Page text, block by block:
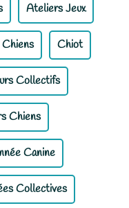
Ateliers Jeux
Chiens Chiot
Collectifs
Chiens
Canine
Collectives